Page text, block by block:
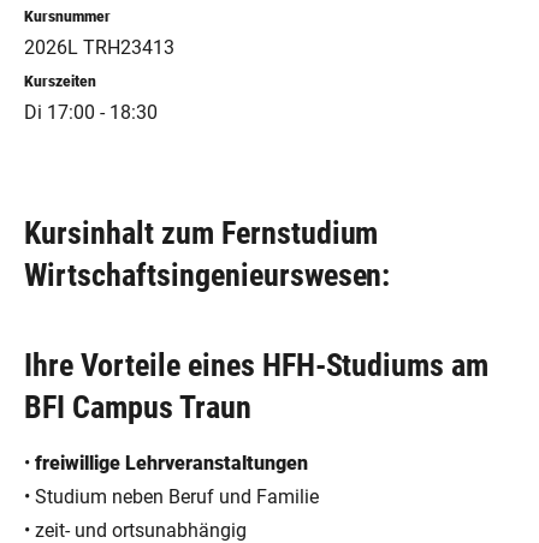
Kursinhalt zum Fernstudium
Wirtschaftsingenieurswesen:
Ihre Vorteile eines HFH-Studiums am
BFI Campus Traun
• freiwillige Lehrveranstaltungen
• Studium neben Beruf und Familie
• zeit- und ortsunabhängig
Kursnummer
2026L TRH23413
Kurszeiten
Di 17:00 - 18:30